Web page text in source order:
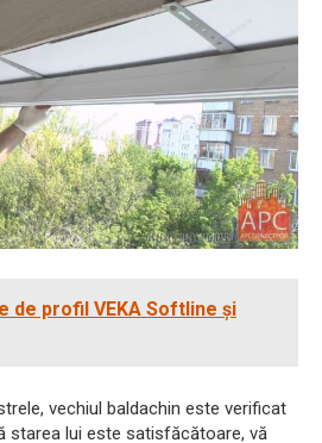
de profil VEKA Softline și
vechiul baldachin este verificat
starea lui este satisfăcătoare, vă